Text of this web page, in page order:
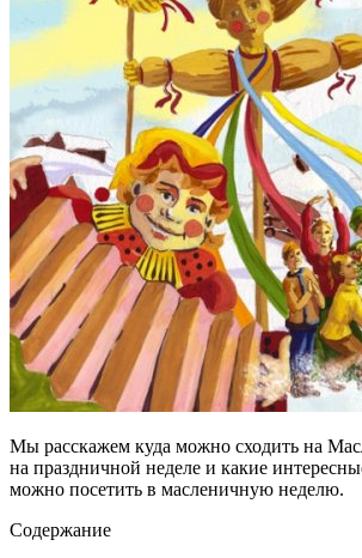
Мы расскажем куда можно сходить на
на праздничной неделе и какие
можно посетить в масленичную неделю.
Содержание